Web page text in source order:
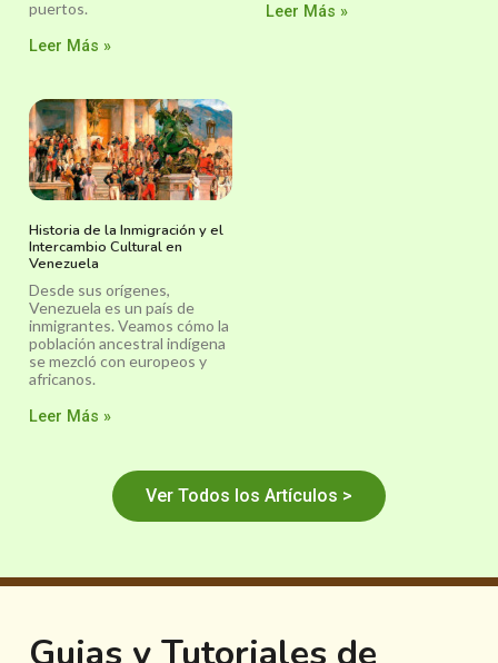
puertos.
Leer Más »
Leer Más »
Historia de la Inmigración y el
Intercambio Cultural en
Venezuela
Desde sus orígenes,
Venezuela es un país de
inmigrantes. Veamos cómo la
población ancestral indígena
se mezcló con europeos y
africanos.
Leer Más »
Ver Todos los Artículos >